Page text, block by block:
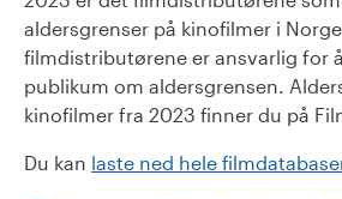
aldersgrenser på kinofilmer i
filmdistributørene er ansvarlig for
publikum om aldersgrensen.
kinofilmer fra 2023 finner du på
Du kan laste ned hele